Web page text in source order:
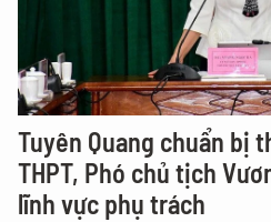
Tuyên Quang chuẩn bị
THPT, Phó chủ tịch
lĩnh vực phụ trách